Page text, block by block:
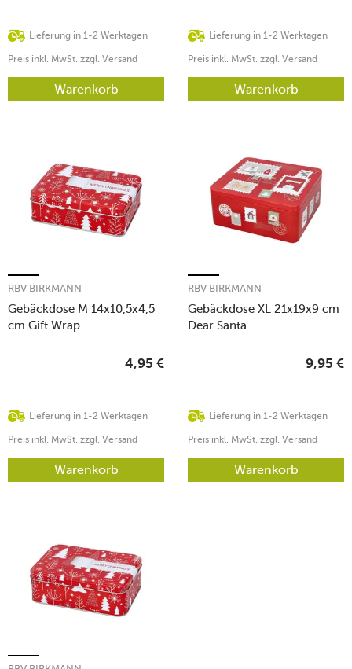
Lieferung in 1-2 Werktagen
Preis inkl. MwSt. zzgl. Versand
Warenkorb
Lieferung in 1-2 Werktagen
Preis inkl. MwSt. zzgl. Versand
Warenkorb
Gebäckdose M 14x10,5x4,5
cm Gift Wrap
RBV BIRKMANN
Lieferung in 1-2 Werktagen
4,95 €
Preis inkl. MwSt. zzgl. Versand
Warenkorb
Gebäckdose XL 21x19x9 cm
Dear Santa
RBV BIRKMANN
Lieferung in 1-2 Werktagen
9,95 €
Preis inkl. MwSt. zzgl. Versand
Warenkorb